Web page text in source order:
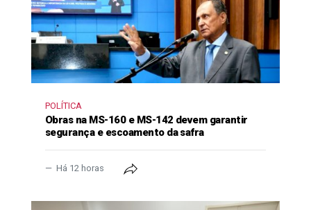
POLÍTICA
Obras na MS-160 e MS-142 devem garantir
segurança e escoamento da safra
Há 12 horas